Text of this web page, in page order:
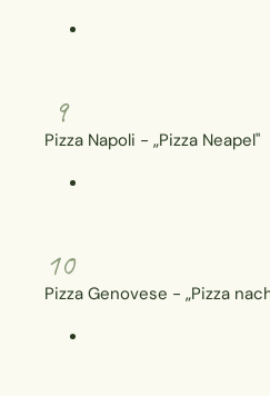
9
Pizza Napoli - „Pizza Neapel"
10
Pizza Genovese - „Pizza